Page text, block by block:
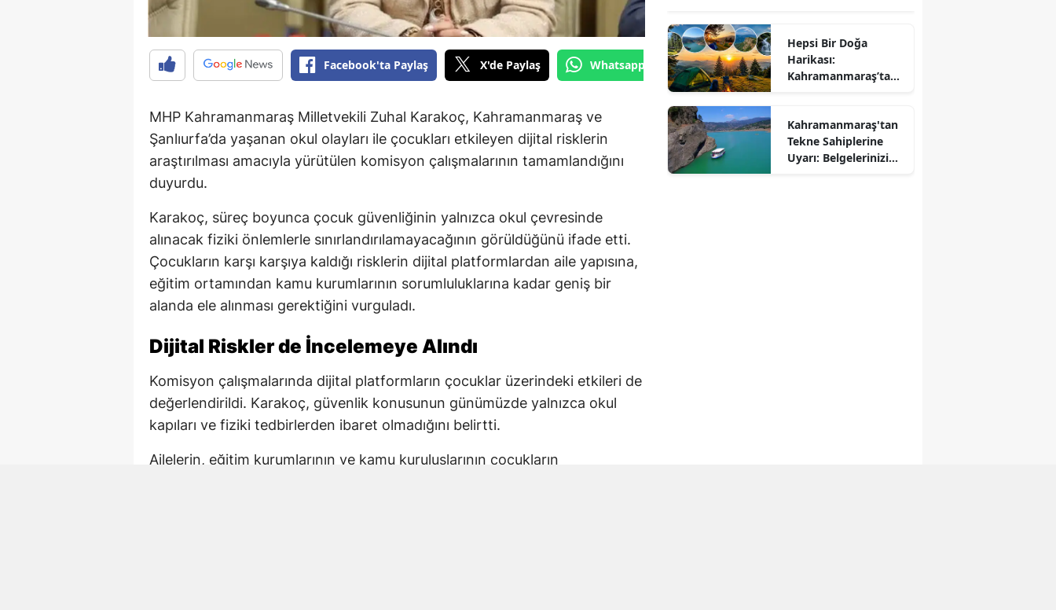
Facebook'ta Paylaş X'de Paylaş Whatsapp'tan Gönder
MHP Kahramanmaraş Milletvekili Zuhal Karakoç, Kahramanmaraş ve
Şanlıurfa’da yaşanan okul olayları ile çocukları etkileyen dijital risklerin
araştırılması amacıyla yürütülen komisyon çalışmalarının tamamlandığını
duyurdu.
Karakoç, süreç boyunca çocuk güvenliğinin yalnızca okul çevresinde
alınacak fiziki önlemlerle sınırlandırılamayacağının görüldüğünü ifade etti.
Çocukların karşı karşıya kaldığı risklerin dijital platformlardan aile yapısına,
eğitim ortamından kamu kurumlarının sorumluluklarına kadar geniş bir
alanda ele alınması gerektiğini vurguladı.
Dijital Riskler de İncelemeye Alındı
Komisyon çalışmalarında dijital platformların çocuklar üzerindeki etkileri de
değerlendirildi. Karakoç, güvenlik konusunun günümüzde yalnızca okul
kapıları ve fiziki tedbirlerden ibaret olmadığını belirtti.
Ailelerin, eğitim kurumlarının ve kamu kuruluşlarının çocukların
Hepsi Bir Doğa
Harikası:
Kahramanmaraş’ta
Güzel Alanlar
Kahramanmaraş'tan
Tekne Sahiplerine
Uyarı: Belgelerinizi